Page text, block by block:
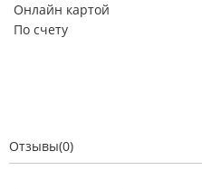
Онлайн картой
По счету
Отзывы(0)